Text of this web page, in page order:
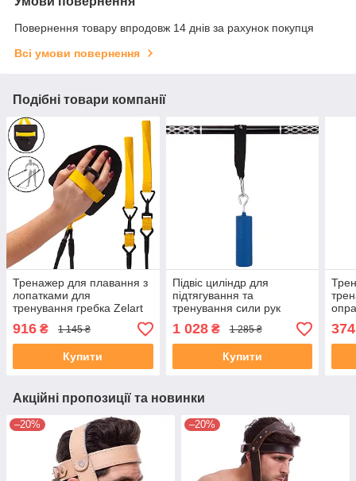
Повернення товару впродовж 14 днів за рахунок покупця
Всі умови повернення
Подібні товари компанії
Тренажер для плавання з
лопатками для
тренування гребка Zelart
BREASTSTROKE
SWIMMING EXERCISER
PL-3009 легке
навантаження
916 ₴ 1 145 ₴
Купити
Підвіс циліндр для
підтягування та
тренування сили рук
Zelart FI-7846 Grip синій
1 028₴ 1 285 ₴
Купити
374
Акційні пропозиції та новинки
–20% –20%